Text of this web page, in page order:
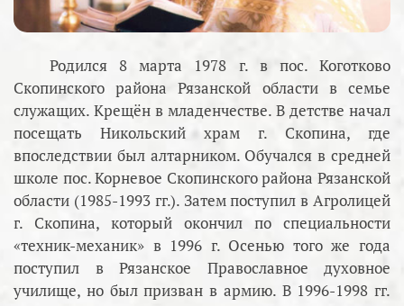
Родился 8 марта 1978 г. в пос. Коготково
Скопинского района Рязанской области в семье
служащих. Крещён в младенчестве. В детстве начал
посещать Никольский храм г. Скопина, где
впоследствии был алтарником. Обучался в средней
школе пос. Корневое Скопинского района Рязанской
области (1985-1993 гг.). Затем поступил в Агролицей
г. Скопина, который окончил по специальности
«техник-механик» в 1996 г. Осенью того же года
поступил в Рязанское Православное духовное
училище, но был призван в армию. В 1996-1998 гг.